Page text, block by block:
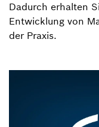
Dadurch erhalten
Entwicklung von
der Praxis.